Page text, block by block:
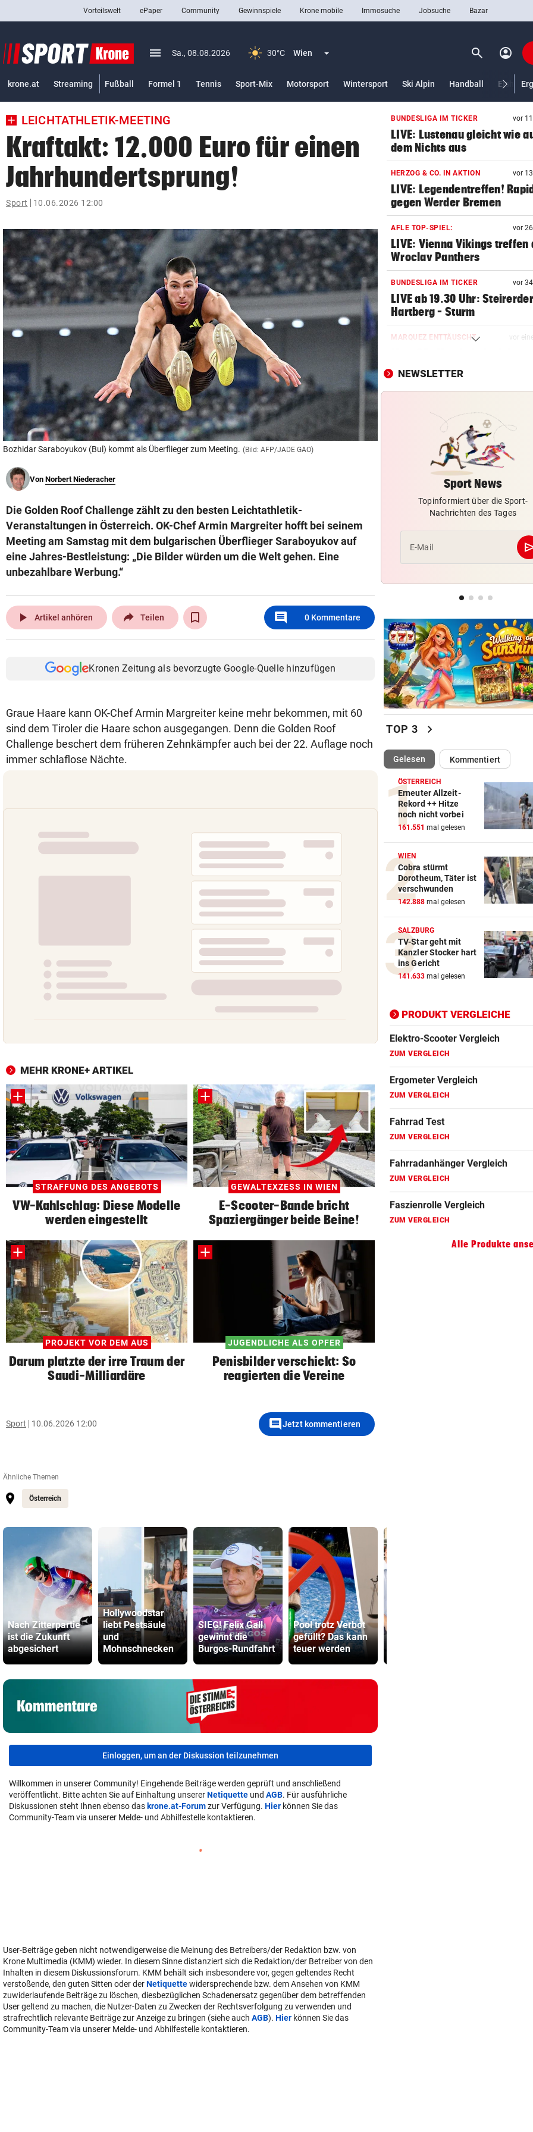
closeSchließen
Abonnieren
pin_drop
bookmark
search
Suchbegriff
© Krone Multimedia GmbH & Co KG 2026
Muthgasse 2, 1190 Wien
Vorteilswelt ePaper Community Gewinnspiele Krone mobile Immosuche Jobsuche Bazar
menu Menü aufklappen
Sa., 08.08.2026 30°C Wien Menü aufklappen search Suchen
account_circle
krone.at Streaming Fußball Formel 1 Tennis Sport-Mix Motorsport Wintersport Ski Alpin Handball
LEICHTATHLETIK-MEETING
Kraftakt: 12.000 Euro für einen
Jahrhundertsprung!
Sport 10.06.2026 12:00
Bozhidar Saraboyukov (Bul) kommt als Überflieger zum Meeting. (Bild: AFP/JADE GAO)
Von Norbert Niederacher
Die Golden Roof Challenge zählt zu den besten Leichtathletik-
Veranstaltungen in Österreich. OK-Chef Armin Margreiter hofft bei seinem
Meeting am Samstag mit dem bulgarischen Überflieger Saraboyukov auf
eine Jahres-Bestleistung: „Die Bilder würden um die Welt gehen. Eine
unbezahlbare Werbung.“
play_arrow Artikel anhören Teilen comment 0 Kommentare
Kronen Zeitung als bevorzugte Google-Quelle hinzufügen
Graue Haare kann OK-Chef Armin Margreiter keine mehr bekommen, mit 60
sind dem Tiroler die Haare schon ausgegangen. Denn die Golden Roof
Challenge beschert dem früheren Zehnkämpfer auch bei der 22. Auflage noch
immer schlaflose Nächte.
MEHR KRONE+ ARTIKEL
STRAFFUNG DES ANGEBOTS
VW-Kahlschlag: Diese Modelle
werden eingestellt
GEWALTEXZESS IN WIEN
E-Scooter-Bande bricht
Spaziergänger beide Beine!
PROJEKT VOR DEM AUS
Darum platzte der irre Traum der
Saudi-Milliardäre
JUGENDLICHE ALS OPFER
Penisbilder verschickt: So
reagierten die Vereine
Sport 10.06.2026 12:00 commentJetzt kommentieren
Ähnliche Themen
Österreich
Nach Zitterpartie
ist die Zukunft
abgesichert
Hollywoodstar
liebt Pestsäule
und
Mohnschnecken
SIEG! Felix Gall
gewinnt die
Burgos-Rundfahrt
Pool trotz Verbot
gefüllt? Das kann
teuer werden
Einloggen, um an der Diskussion teilzunehmen
Willkommen in unserer Community! Eingehende Beiträge werden geprüft und anschließend
veröffentlicht. Bitte achten Sie auf Einhaltung unsererNetiquette und AGB. Für ausführliche
Diskussionen steht Ihnen ebenso das krone.at-Forumzur Verfügung. Hier können Sie das
Community-Team via unserer Melde- und Abhilfestelle kontaktieren.
BUNDESLIGA IM TICKER vor
LIVE: Lustenau gleicht wie
dem Nichts aus
HERZOG & CO. IN AKTION vor
LIVE: Legendentreffen!
gegen Werder Bremen
AFLE TOP-SPIEL: vor
LIVE: Vienna Vikings treffen
Wroclav Panthers
BUNDESLIGA IM TICKER vor
LIVE ab 19.30 Uhr:
Hartberg – Sturm
MARQUEZ ENTTÄUSCHT vor
Sprintsieg in Silverstone
UNGLÜCKLICH vor
früh im Spiel
NEUE REGIONALLIGA
„In die Top-4 zu kommen,
immens schwer!“
GROSSER TRIUMPH vor
SIEG! Felix Gall gewinnt die
Burgos-Rundfahrt
vor
Rennfahrerin zurück
Schwärzler dreht Partie und
ins Finale ein
NEWSLETTER
Sport News
Topinformiert über die Sport-
Nachrichten des Tages
E-Mail
TOP 3 chevron_right
Gelesen(ausgewählt)Kommentiert
ÖSTERREICH
Erneuter Allzeit-
Rekord ++ Hitze
noch nicht vorbei
161.551 mal gelesen
WIEN
Cobra stürmt
Dorotheum, Täter ist
verschwunden
142.888 mal gelesen
SALZBURG
TV-Star geht mit
Kanzler Stocker hart
ins Gericht
141.633 mal gelesen
PRODUKT VERGLEICHE
Action-Cam Vergleich
ZUM VERGLEICH
Crosstrainer Vergleich
ZUM VERGLEICH
ZUM VERGLEICH
Elektro-Scooter Vergleich
ZUM VERGLEICH
ZUM VERGLEICH
Fahrrad Test
ZUM VERGLEICH
Fahrradanhänger Vergleich
ZUM VERGLEICH
Faszienrolle Vergleich
ZUM VERGLEICH
Hoverboard Vergleich
ZUM VERGLEICH
Kinderfahrrad Vergleich
ZUM VERGLEICH
Alle Produkte